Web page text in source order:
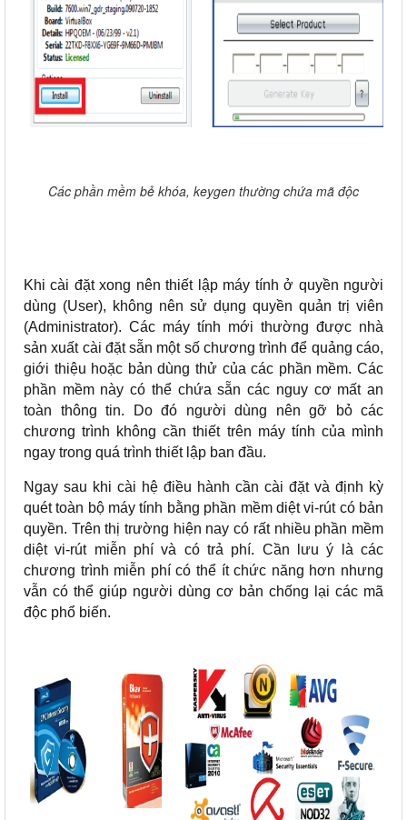
Các phần mềm bẻ khóa, keygen thường chứa mã độc
Khi cài đặt xong nên thiết lập máy tính ở quyền người
dùng (User), không nên sử dụng quyền quản trị viên
(Administrator). Các máy tính mới thường được nhà
sản xuất cài đặt sẵn một số chương trình để quảng cáo,
giới thiệu hoặc bản dùng thử của các phần mềm. Các
phần mềm này có thể chứa sẵn các nguy cơ mất an
toàn thông tin. Do đó người dùng nên gỡ bỏ các
chương trình không cần thiết trên máy tính của mình
ngay trong quá trình thiết lập ban đầu.
Ngay sau khi cài hệ điều hành cần cài đặt và định kỳ
quét toàn bộ máy tính bằng phần mềm diệt vi-rút có bản
quyền. Trên thị trường hiện nay có rất nhiều phần mềm
diệt vi-rút miễn phí và có trả phí. Cần lưu ý là các
chương trình miễn phí có thể ít chức năng hơn nhưng
vẫn có thể giúp người dùng cơ bản chống lại các mã
độc phổ biến.